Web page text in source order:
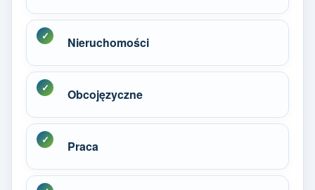
Nieruchomości
Obcojęzyczne
Praca